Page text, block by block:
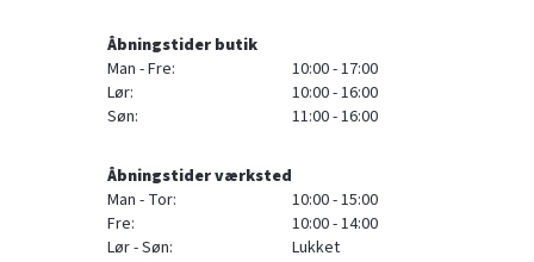
Åbningstider butik
Man - Fre:
10:00 - 17:00
Lør:
10:00 - 16:00
Søn:
11:00 - 16:00
Åbningstider værksted
Man - Tor:
10:00 - 15:00
Fre:
10:00 - 14:00
Lør - Søn:
Lukket